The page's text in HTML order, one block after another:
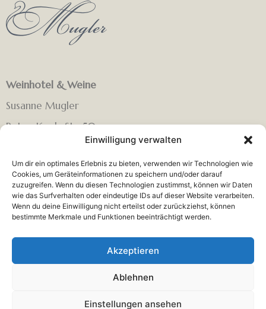
Einwilligung verwalten
Um dir ein optimales Erlebnis zu bieten, verwenden wir Technologien wie
Cookies, um Geräteinformationen zu speichern und/oder darauf
zuzugreifen. Wenn du diesen Technologien zustimmst, können wir Daten
wie das Surfverhalten oder eindeutige IDs auf dieser Website verarbeiten.
Wenn du deine Einwilligung nicht erteilst oder zurückziehst, können
bestimmte Merkmale und Funktionen beeinträchtigt werden.
Akzeptieren
Ablehnen
Einstellungen ansehen
Weinhotel & Weine
Susanne Mugler
Peter-Koch-Str. 50
67435 Neustadt Gimmeldingen (Pfalz)
Telefon: 06321 66062
E-Mail:in**@************er.de
Öffnungszeiten:
Mittwoch – Sonntag : 10 Uhr bis 12 Uhr und 15 Uhr bis
18 Uhr. Sonntag 10 Uhr – 13 Uhr.